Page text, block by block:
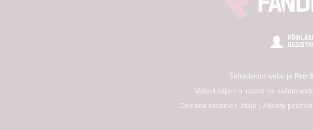
Šéfredaktor webu je Petr
Máte-li zájem o inzerci na našem
Ochrana osobních údajů | Zásady
Poskytování a zobrazování reklamy a